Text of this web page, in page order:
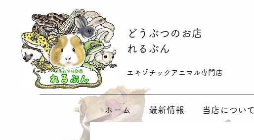
​どうぶつのお店
れるぶん
​​エキゾチックアニマル専門店
ホーム 最新情報 当店について